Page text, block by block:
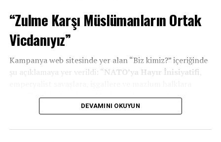
İnisiyatif üyeleri, sitenin kapatılmasının ardından hukuki
haklarını arayacaklarını belirtirken, karara Ankara 3.
Sulh Ceza Hâkimliği nezdinde itiraz edilmesi bekleniyor.
“Zulme Karşı Müslümanların Ortak
Vicdanıyız”
Kampanya web sitesinde yer alan “Biz kimiz?” içeriğinde
şu açıklamaya yer verildi: “NATO’ya Hayır İnisiyatifi
yönelik saldırılara karşı Müslümanların ortak vicdanını
ve sorumluluğunu ortaya koymak amacıyla bir araya
platformdur. İnancımız bize, zulme ortak olmamayı ve
DEVAMINI OKUYUN